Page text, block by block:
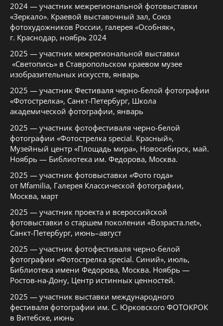
2024 — участник межрегиональной фотовыставки
«Зеркало». Краевой выставочный зал, Союз
фотохудожников России, галерея «Особняк»,
г. Краснодар, ноябрь 2024
2025 — участник межрегиональной выставки
«Светопись» в Ставропольском краевом музее
изобразительных искусств, январь
2025 — участник Фестиваля черно-белой фотографии
«Фотострелка», Санкт-Петербург, Школа
академической фотографии, январь
2025 — участник фотофестиваля черно-белой
фотографии «Фотострелка special. Красный»,
Музейный центр «Площадь мира», Новосибирск, май.
Ноябрь — Библиотека им. Федорова, Москва.
2025 — участник фотовыставки «Фото года»
от Mfamilia, Галерея Классической фотографии,
Москва, март
2025 — участник проекта и всероссийской
фотовыставки о старшем поколении «Возраста.net»,
Санкт-Петербург, июнь–август
2025 — участник фотофестиваля черно-белой
фотографии «Фотострелка special. Синий», июль,
Библиотека имени Федорова, Москва. Ноябрь —
Ростов-на-Дону, Центр истинных ценностей.
2025 — участник выставки международного
фестиваля фотографии им. С. Юрковского ФОТОКРОК
в Витебске, июнь